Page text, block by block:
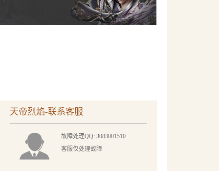
天帝烈焰-联系客服
故障处理QQ: 3083001510
客服仅处理故障